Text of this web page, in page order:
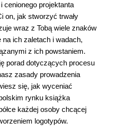
cenionego projektanta
on, jak stworzyć trwały
wraz z Tobą wiele znaków
ich zaletach i wadach,
z ich powstaniem.
porad dotyczących procesu
zasady prowadzenia
się, jak wyceniać
rynku książka
każdej osoby chcącej
logotypów.